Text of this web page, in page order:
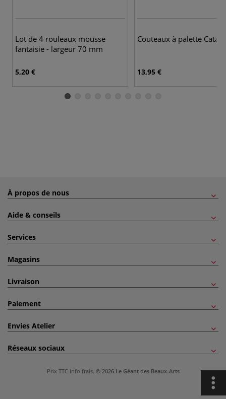
Lot de 4 rouleaux mousse
fantaisie - largeur 70 mm
5,20 €
Couteaux à palette
13,95 €
À propos de nous
Aide & conseils
Services
Magasins
Livraison
Paiement
Envies Atelier
Réseaux sociaux
Prix TTC Info frais. © 2026 Le Géant des Beaux-Arts